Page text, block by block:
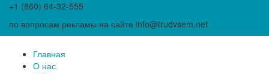
+1 (860) 64-32-555
по вопросам рекламы на сайте info@trudvsem.net
Главная
О нас